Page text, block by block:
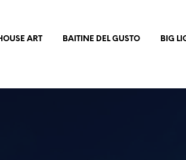
ART BAITINE DEL GUSTO BIG